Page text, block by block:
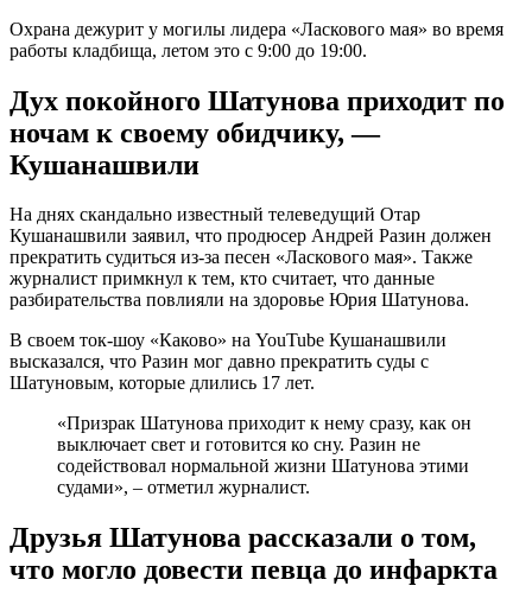
Охрана дежурит у могилы лидера «Ласкового мая» во время
работы кладбища, летом это с 9:00 до 19:00.
Дух покойного Шатунова приходит по
ночам к своему обидчику, —
Кушанашвили
На днях скандально известный телеведущий Отар
Кушанашвили заявил, что продюсер Андрей Разин должен
прекратить судиться из-за песен «Ласкового мая». Также
журналист примкнул к тем, кто считает, что данные
разбирательства повлияли на здоровье Юрия Шатунова.
В своем ток-шоу «Каково» на YouTube Кушанашвили
высказался, что Разин мог давно прекратить суды с
Шатуновым, которые длились 17 лет.
«Призрак Шатунова приходит к нему сразу, как он
выключает свет и готовится ко сну. Разин не
содействовал нормальной жизни Шатунова этими
судами», – отметил журналист.
Друзья Шатунова рассказали о том,
что могло довести певца до инфаркта